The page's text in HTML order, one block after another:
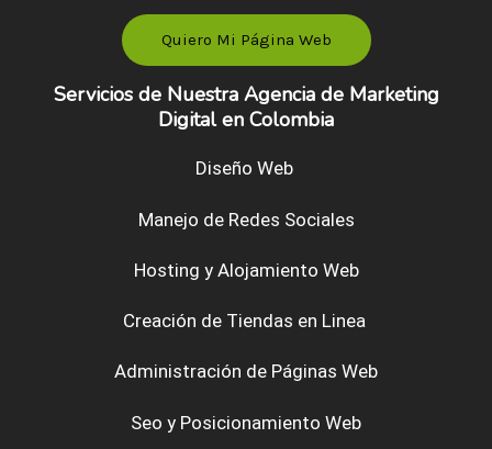
Quiero Mi Página Web
Servicios de Nuestra Agencia de Marketing
Digital en Colombia
Diseño Web
Manejo de Redes Sociales
Hosting y Alojamiento Web
Creación de Tiendas en Linea
Administración de Páginas Web
Seo y Posicionamiento Web